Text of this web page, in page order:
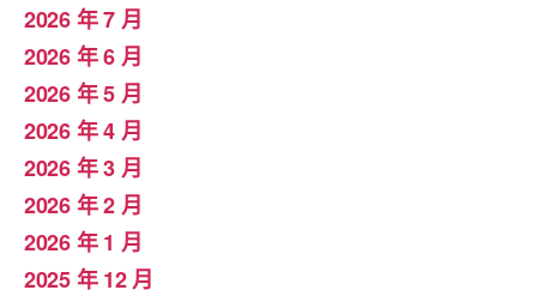
2026 年 7 月
2026 年 6 月
2026 年 5 月
2026 年 4 月
2026 年 3 月
2026 年 2 月
2026 年 1 月
2025 年 12 月